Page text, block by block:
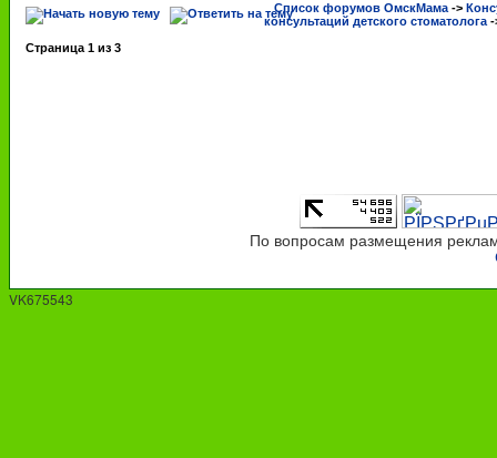
Список форумов ОмскМама ->
консультаций детского стоматолога
Страница 1 из 3
По вопросам размещения
VK675543